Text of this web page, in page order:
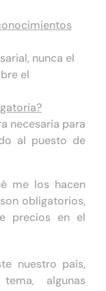
nunca el
el
necesaria para
al puesto de
me los hacen
obligatorios,
precios en el
nuestro país,
algunas